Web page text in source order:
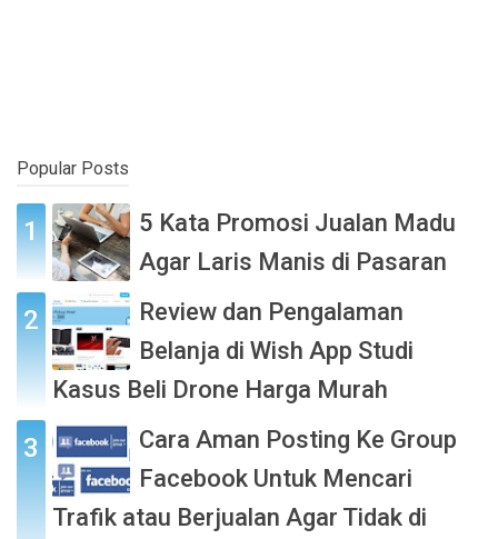
Popular Posts
5 Kata Promosi Jualan Madu
Agar Laris Manis di Pasaran
Review dan Pengalaman
Belanja di Wish App Studi
Kasus Beli Drone Harga Murah
Cara Aman Posting Ke Group
Facebook Untuk Mencari
Trafik atau Berjualan Agar Tidak di